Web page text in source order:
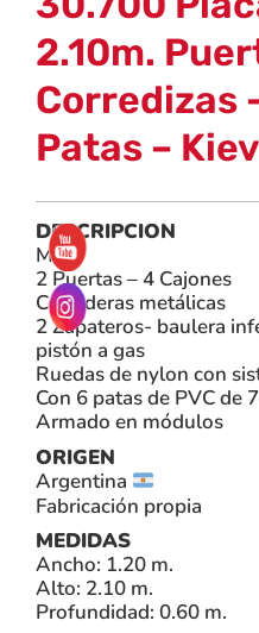
2.10m.
Corredizas
Patas – Kiev
DESCRIPCION
MDP
2 Puertas – 4 Cajones
Correderas metálicas
2 Zapateros- baulera
pistón a gas
Ruedas de nylon con
Con 6 patas de PVC de
Armado en módulos
ORIGEN
Argentina
Fabricación propia
MEDIDAS
Ancho: 1.20 m.
Alto: 2.10 m.
Profundidad: 0.60 m.